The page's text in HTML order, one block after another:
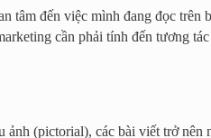
tâm đến việc mình đang đọc trên
cần phải tính đến tương
(pictorial), các bài viết trở nên